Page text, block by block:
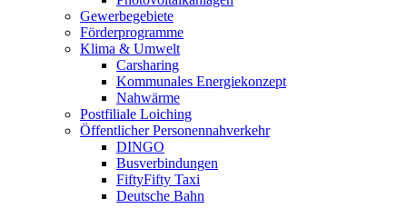
Gewerbegebiete
Förderprogramme
Klima & Umwelt
Carsharing
Kommunales Energiekonzept
Nahwärme
Postfiliale Loiching
Öffentlicher Personennahverkehr
DINGO
Busverbindungen
FiftyFifty Taxi
Deutsche Bahn